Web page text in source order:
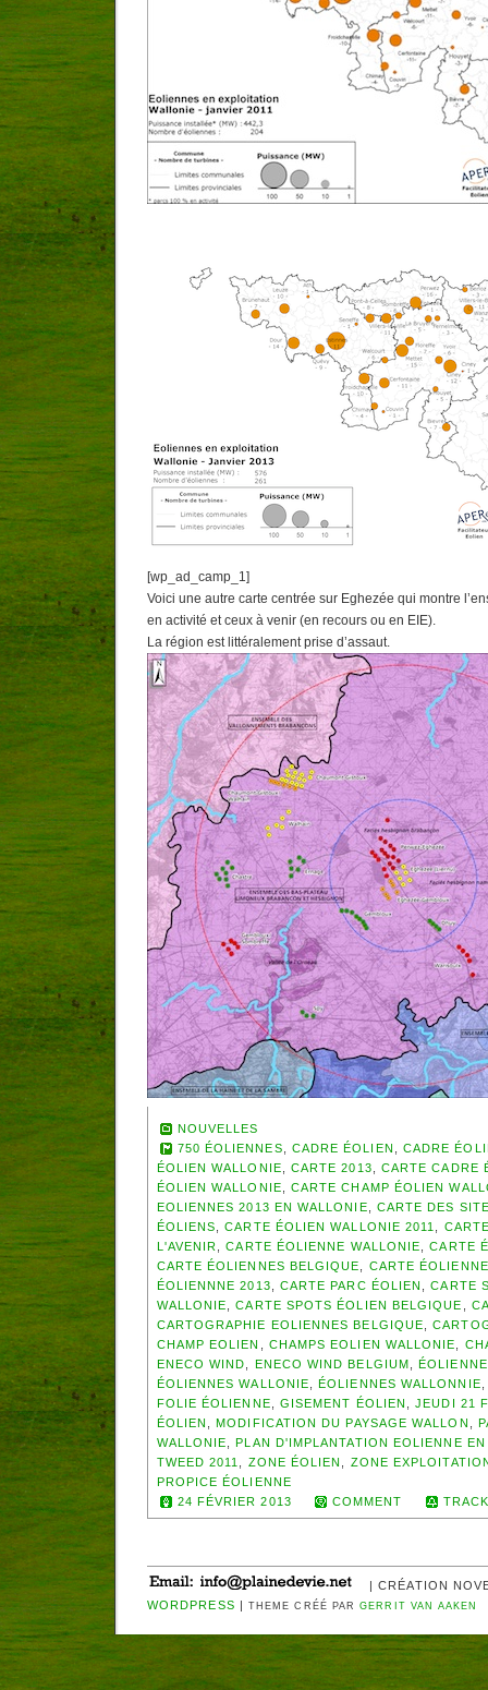
[wp_ad_camp_1]
Voici une autre carte centrée sur Eghezée qui montre
en activité et ceux à venir (en recours ou en EIE).
La région est littéralement prise d’assaut.
NOUVELLES
750 ÉOLIENNES
CADRE ÉOLIEN
CADRE
ÉOLIEN WALLONIE
CARTE 2013
CARTE CADRE
ÉOLIEN WALLONIE
CARTE CHAMP ÉOLIEN
EOLIENNES 2013 EN WALLONIE
CARTE DES
ÉOLIENS ,CARTE ÉOLIEN WALLONIE 2011
L'AVENIR ,CARTE ÉOLIENNE WALLONIE ,CARTE
CARTE ÉOLIENNES BELGIQUE
CARTE
ÉOLIENNNE 2013
CARTE PARC ÉOLIEN ,CARTE
WALLONIE ,CARTE SPOTS ÉOLIEN BELGIQUE
CARTOGRAPHIE EOLIENNES BELGIQUE ,
CHAMP EOLIEN
CHAMPS EOLIEN WALLONIE
ENECO WIND
ENECO WIND BELGIUM ,
ÉOLIENNES WALLONIE ,ÉOLIENNES WALLONNIE
FOLIE ÉOLIENNE
GISEMENT ÉOLIEN ,JEUDI 21
ÉOLIEN
,MODIFICATION DU PAYSAGE WALLON
WALLONIE ,PLAN D'IMPLANTATION EOLIENNE
TWEED 2011
ZONE ÉOLIEN
ZONE
PROPICE ÉOLIENNE
24 FÉVRIER 2013
COMMENT
| CRÉATION
WORDPRESS | THEME CRÉÉ PARGERRIT VAN AAKEN